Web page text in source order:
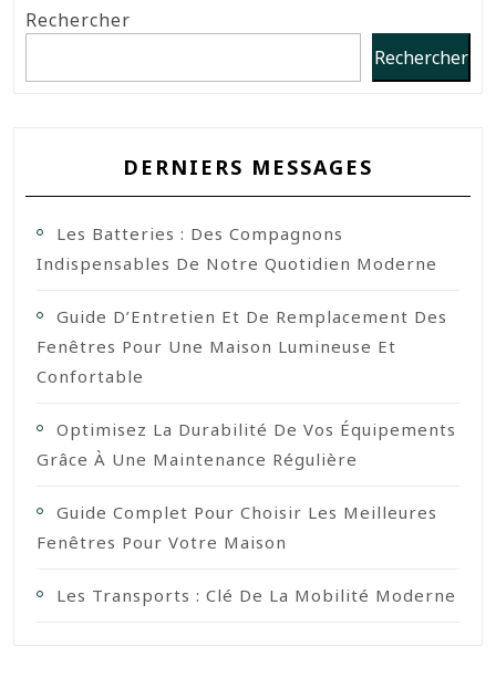
Rechercher
Rechercher
DERNIERS MESSAGES
Les Batteries : Des Compagnons
Indispensables De Notre Quotidien Moderne
Guide D’Entretien Et De Remplacement Des
Fenêtres Pour Une Maison Lumineuse Et
Confortable
Optimisez La Durabilité De Vos Équipements
Grâce À Une Maintenance Régulière
Guide Complet Pour Choisir Les Meilleures
Fenêtres Pour Votre Maison
Les Transports : Clé De La Mobilité Moderne